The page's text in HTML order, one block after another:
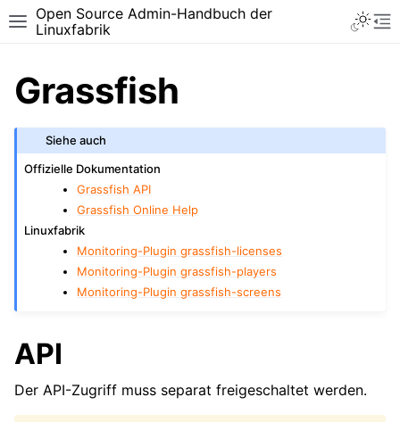
Toggle site navigation sidebar
Open Source Admin-Handbuch der
Linuxfabrik
Grassfish
Siehe auch
Offizielle Dokumentation
Grassfish API
Grassfish Online Help
Linuxfabrik
Monitoring-Plugin grassfish-licenses
Monitoring-Plugin grassfish-players
Monitoring-Plugin grassfish-screens
API
Der API-Zugriff muss separat freigeschaltet werden.